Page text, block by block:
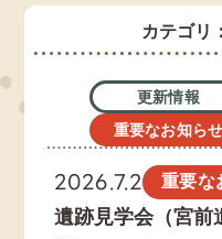
カテゴリ
更新情報
重要なお知らせ
2026.7.2 重要な
遺跡見学会（宮前